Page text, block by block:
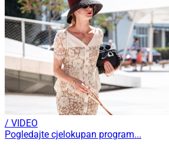
/ VIDEO
Pogledajte cjelokupan program...